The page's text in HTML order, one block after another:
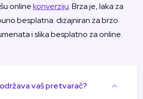
onlinekonverziju. Brza je, laka za
besplatna. dizajniran za brzo
i slika besplatno za online.
vaš pretvarač?